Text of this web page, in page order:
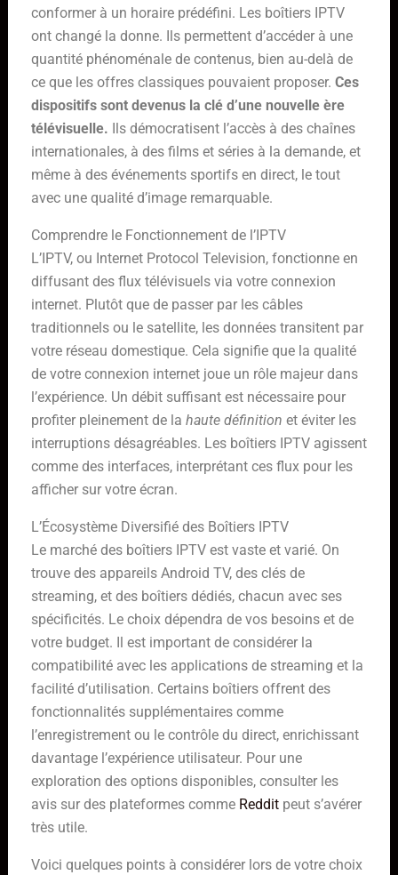
conformer à un horaire prédéfini. Les boîtiers IPTV
ont changé la donne. Ils permettent d’accéder à une
quantité phénoménale de contenus, bien au-delà de
ce que les offres classiques pouvaient proposer. Ces
dispositifs sont devenus la clé d’une nouvelle ère
télévisuelle. Ils démocratisent l’accès à des chaînes
internationales, à des films et séries à la demande, et
même à des événements sportifs en direct, le tout
avec une qualité d’image remarquable.
Comprendre le Fonctionnement de l’IPTV
L’IPTV, ou Internet Protocol Television, fonctionne en
diffusant des flux télévisuels via votre connexion
internet. Plutôt que de passer par les câbles
traditionnels ou le satellite, les données transitent par
votre réseau domestique. Cela signifie que la qualité
de votre connexion internet joue un rôle majeur dans
l’expérience. Un débit suffisant est nécessaire pour
profiter pleinement de la haute définition et éviter les
interruptions désagréables. Les boîtiers IPTV agissent
comme des interfaces, interprétant ces flux pour les
afficher sur votre écran.
L’Écosystème Diversifié des Boîtiers IPTV
Le marché des boîtiers IPTV est vaste et varié. On
trouve des appareils Android TV, des clés de
streaming, et des boîtiers dédiés, chacun avec ses
spécificités. Le choix dépendra de vos besoins et de
votre budget. Il est important de considérer la
compatibilité avec les applications de streaming et la
facilité d’utilisation. Certains boîtiers offrent des
fonctionnalités supplémentaires comme
l’enregistrement ou le contrôle du direct, enrichissant
davantage l’expérience utilisateur. Pour une
exploration des options disponibles, consulter les
avis sur des plateformes comme Redditpeut s’avérer
très utile.
Voici quelques points à considérer lors de votre choix